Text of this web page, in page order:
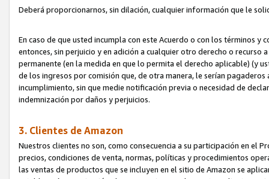
Deberá proporcionarnos, sin dilación, cualquier información que le
En caso de que usted incumpla con este Acuerdo o con los términos
entonces, sin perjuicio y en adición a cualquier otro derecho o
permanente (en la medida en que lo permita el derecho aplicable) (y
de los ingresos por comisión que, de otra manera, le serían
incumplimiento, sin que medie notificación previa o necesidad de
indemnización por daños y perjuicios.
3. Clientes de Amazon
Nuestros clientes no son, como consecuencia a su participación en el
precios, condiciones de venta, normas, políticas y procedimientos
las ventas de productos que se incluyen en el sitio de Amazon se